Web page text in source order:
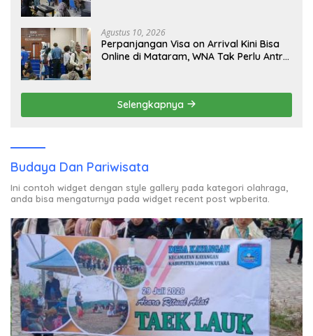
Agustus 10, 2026
Perpanjangan Visa on Arrival Kini Bisa
Online di Mataram, WNA Tak Perlu Antre
Selengkapnya
Budaya Dan Pariwisata
Ini contoh widget dengan style gallery pada kategori olahraga,
anda bisa mengaturnya pada widget recent post wpberita.